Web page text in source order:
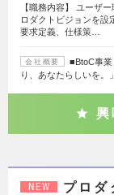
【職務内容】 ユーザ
ロダクトビジョンを設
要求定義、仕様策…
会社概要
■BtoC事
り、あなたらしいを。
興
NEW
プロダ